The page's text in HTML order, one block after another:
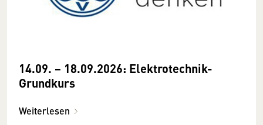
14.09. − 18.09.2026: Elektrotechnik-
Grundkurs
Weiterlesen